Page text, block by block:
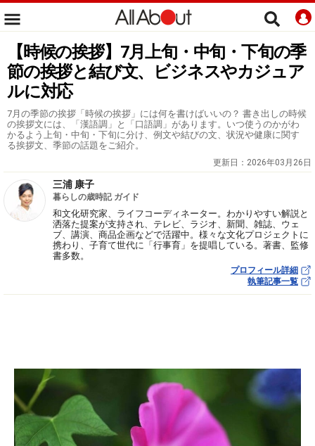
【時候の挨拶】7月上旬・中旬・下旬の季
節の挨拶と結び文、ビジネスやカジュア
ルに対応
7月の季節の挨拶「時候の挨拶」には何を書けばいいの？ 書き出しの時候
の挨拶文には、「漢語調」と「口語調」があります。いつ使うのかがわ
かるよう上旬・中旬・下旬に分け、例文や結びの文、状況や健康に関す
る挨拶文、季節の話題をご紹介。
更新日： 2026年03月26日
三浦 康子
暮らしの歳時記 ガイド
和文化研究家、ライフコーディネーター。わかりやすい解説と
洒落た提案が支持され、テレビ、ラジオ、新聞、雑誌、ウェ
ブ、講演、商品企画などで活躍中。様々な文化プロジェクトに
携わり、子育て世代に「行事育」を提唱している。著書、監修
書多数。
プロフィール詳細
執筆記事一覧